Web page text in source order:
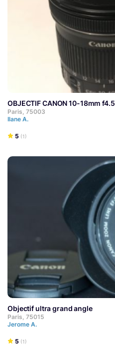
OBJECTIF CANON 10-18mm f4.5
Paris, 75003
Ilane A.
5 (1)
Objectif ultra grand angle
Paris, 75015
Jerome A.
5 (1)